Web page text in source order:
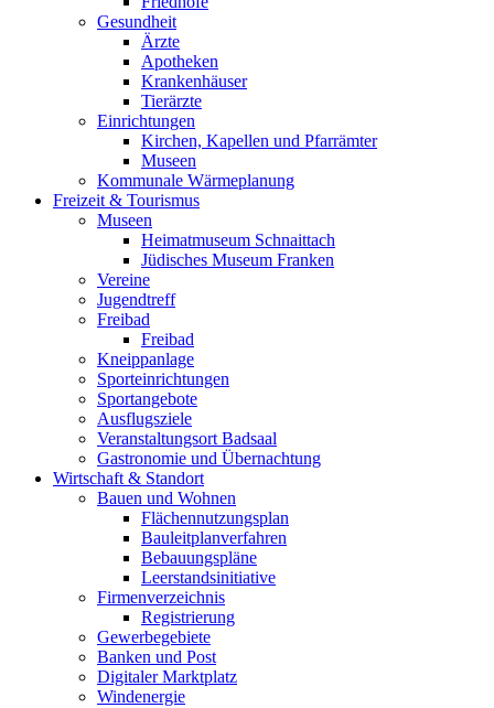
Gesundheit
Ärzte
Apotheken
Krankenhäuser
Tierärzte
Einrichtungen
Kirchen, Kapellen und Pfarrämter
Museen
Kommunale Wärmeplanung
Freizeit & Tourismus
Museen
Heimatmuseum Schnaittach
Jüdisches Museum Franken
Vereine
Jugendtreff
Freibad
Freibad
Kneippanlage
Sporteinrichtungen
Sportangebote
Ausflugsziele
Veranstaltungsort Badsaal
Gastronomie und Übernachtung
Wirtschaft & Standort
Bauen und Wohnen
Flächennutzungsplan
Bauleitplanverfahren
Bebauungspläne
Leerstandsinitiative
Firmenverzeichnis
Registrierung
Gewerbegebiete
Banken und Post
Digitaler Marktplatz
Windenergie